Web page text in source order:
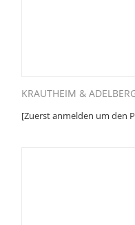
KRAUTHEIM &
[Zuerst anmelden um den